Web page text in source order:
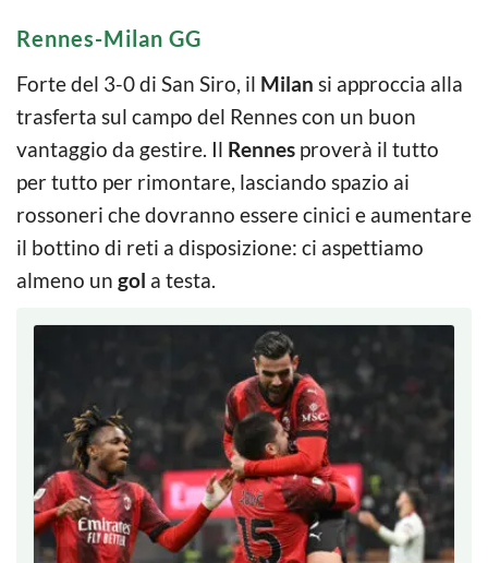
Rennes-Milan GG
Forte del 3-0 di San Siro, il Milan si approccia alla
trasferta sul campo del Rennes con un buon
vantaggio da gestire. Il Rennes proverà il tutto
per tutto per rimontare, lasciando spazio ai
rossoneri che dovranno essere cinici e aumentare
il bottino di reti a disposizione: ci aspettiamo
almeno un gol a testa.